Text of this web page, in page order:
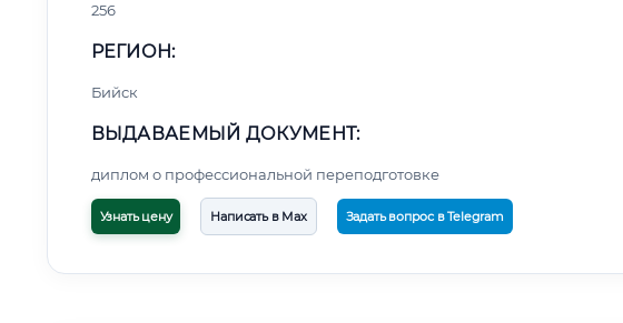
256
РЕГИОН:
Бийск
ВЫДАВАЕМЫЙ ДОКУМЕНТ:
диплом о профессиональной переподготовке
Узнать цену Написать в Max Задать вопрос в Telegram